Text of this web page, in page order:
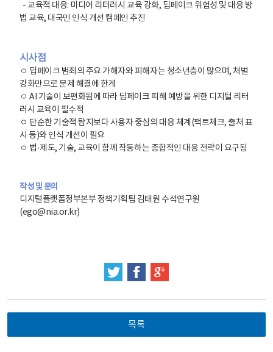
- ​교육적 대응: 미디어 리터러시 교육 강화, 딥페이크 위험성 및 대응 방
법 교육, 대국민 인식 개선 캠페인 추진
시사점
ㅇ 딥페이크 범죄의 주요 가해자와 피해자는 청소년층이 많으며, 처벌
강화만으로 문제 해결에 한계
ㅇ​ AI 기술이 보편화됨에 따라 딥페이크 피해 예방을 위한 디지털 리터
러시 교육이 필수적
ㅇ ​단순한 기술적 탐지보다 사용자 중심의 대응 체계(팩트체크, 출처 표
시 등)와 인식 개선이 필요
ㅇ​ 법·제도, 기술, 교육이 함께 작동하는 종합적인 대응 전략이 요구됨
작성 및 문의
디지털플랫폼정부본부 정책기획팀 김태원 수석연구원
(ego@nia.or.kr)
트위터페이스북
목록